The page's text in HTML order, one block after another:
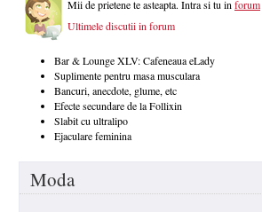
Mii de prietene te asteapta. Intra si tu inforum
Ultimele discutii in forum
Bar & Lounge XLV: Cafeneaua eLady
Suplimente pentru masa musculara
Bancuri, anecdote, glume, etc
Efecte secundare de la Follixin
Slabit cu ultralipo
Ejaculare feminina
Moda